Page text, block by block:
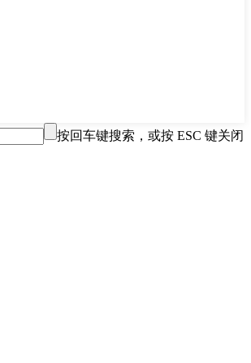
按回车键搜索，或按 ESC 键关闭